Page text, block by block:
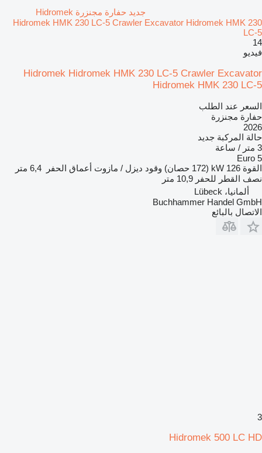
جديد حفارة مجنزرة Hidromek
Hidromek HMK 230 LC-5 Crawler Excavator Hidromek HMK 230
LC-5
14
فيديو
Hidromek Hidromek HMK 230 LC-5 Crawler Excavator
Hidromek HMK 230 LC-5
السعر عند الطلب
حفارة مجنزرة
2026
حالة المركبة جديد
3 متر / ساعة
Euro 5
القوة 126 kW (172 حصان) وقود ديزل / مازوت أعماق الحفر
6,4 متر
نصف القطر للحفر 10,9 متر
ألمانيا، Lübeck
Buchhammer Handel GmbH
الاتصال بالبائع
3
Hidromek 500 LC HD